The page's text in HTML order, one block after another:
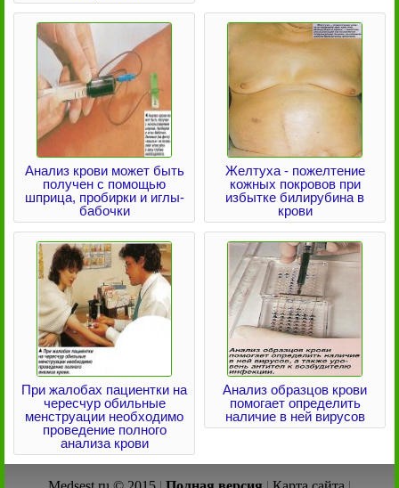
Анализ крови может быть
получен с помощью
шприца, пробирки и иглы-
бабочки
Желтуха - пожелтение
кожных покровов при
избытке билирубина в
крови
При жалобах пациентки на
чересчур обильные
менструации необходимо
проведение полного
анализа крови
Анализ образцов крови
помогает определить
наличие в ней вирусов